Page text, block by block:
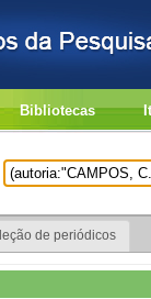
Bibliotecas
de periódicos